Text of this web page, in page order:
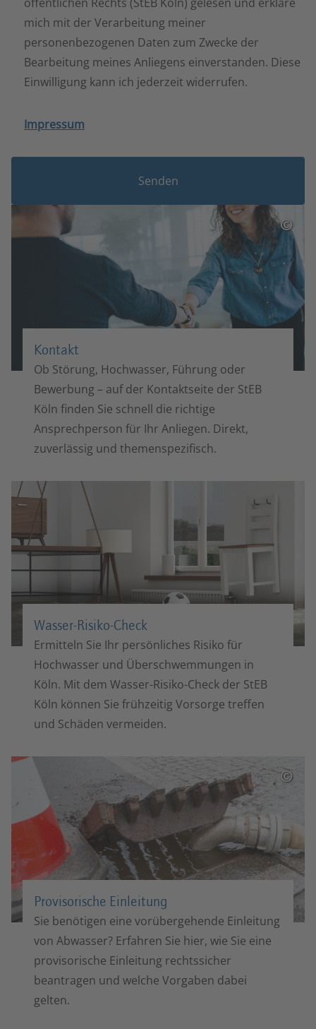
mich mit der Verarbeitung meiner
personenbezogenen Daten zum Zwecke der
Bearbeitung meines Anliegens einverstanden. Diese
Einwilligung kann ich jederzeit widerrufen.
Impressum
Senden
©
Kontakt
Ob Störung, Hochwasser, Führung oder
Bewerbung – auf der Kontaktseite der StEB
Köln finden Sie schnell die richtige
Ansprechperson für Ihr Anliegen. Direkt,
zuverlässig und themenspezifisch.
Wasser-Risiko-Check
Ermitteln Sie Ihr persönliches Risiko für
Hochwasser und Überschwemmungen in
Köln. Mit dem Wasser-Risiko-Check der StEB
Köln können Sie frühzeitig Vorsorge treffen
und Schäden vermeiden.
©
Provisorische Einleitung
Sie benötigen eine vorübergehende Einleitung
von Abwasser? Erfahren Sie hier, wie Sie eine
provisorische Einleitung rechtssicher
beantragen und welche Vorgaben dabei
gelten.